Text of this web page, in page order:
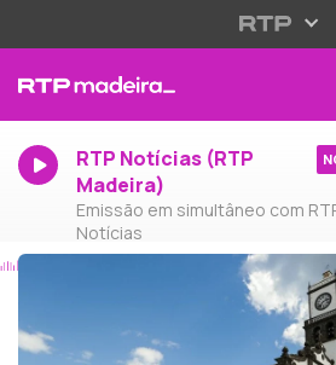
RTP Notícias (RTP
Madeira)
Emissão em simultâneo com
Notícias